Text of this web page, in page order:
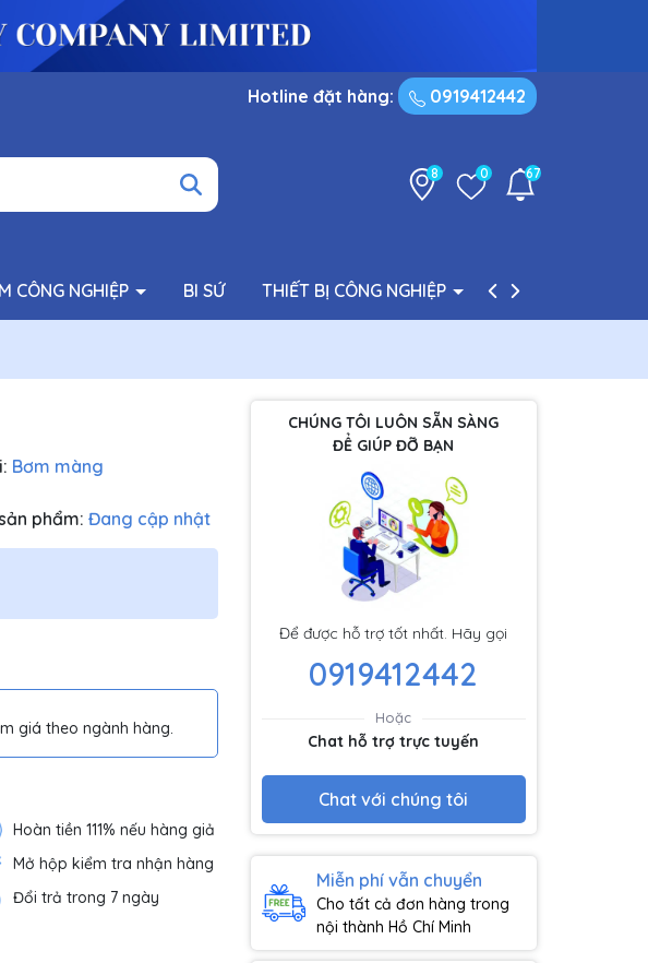
Hotline đặt hàng: 0919412442
8 0 67
CÔNG NGHIỆP BI SỨ THIẾT BỊ CÔNG NGHIỆP PHỤ TÙNG BƠM
Bơm màng
phẩm: Đang cập nhật
giá theo ngành hàng.
Hoàn tiền 111% nếu hàng giả
Mở hộp kiểm tra nhận hàng
Đổi trả trong 7 ngày
CHÚNG TÔI LUÔN SẴN SÀNG
ĐỂ GIÚP ĐỠ BẠN
Để được hỗ trợ tốt nhất. Hãy gọi
0919412442
Hoặc
Chat hỗ trợ trực tuyến
Chat với chúng tôi
Miễn phí vẫn chuyển
Cho tất cả đơn hàng trong
nội thành Hồ Chí Minh